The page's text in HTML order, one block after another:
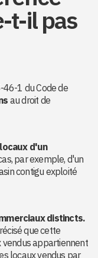
t-il pas
46-1 du Code de
au droit de
d'un
par exemple, d'un
contigu exploité
distincts.
que cette
appartiennent
locaux vendus par